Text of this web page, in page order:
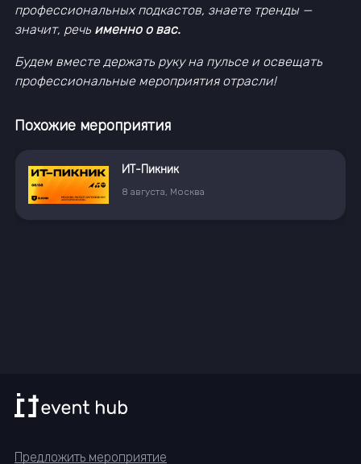
профессиональных подкастов, знаете тренды —
значит, речь именно о вас.
Будем вместе держать руку на пульсе и освещать
профессиональные мероприятия отрасли!
Похожие мероприятия
ИТ-Пикник
8 августа, Москва
Предложить мероприятие